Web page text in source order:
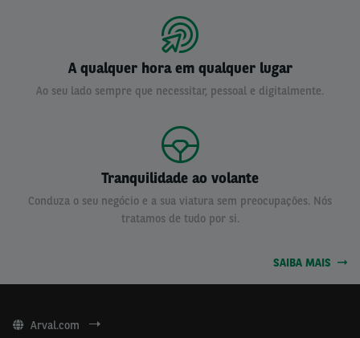
A qualquer hora em qualquer lugar
Ao seu lado sempre que necessitar, pessoal e digitalmente.
Tranquilidade ao volante
Conduza o seu negócio e a sua viatura sem preocupações. Nós
tratamos de tudo por si.
SAIBA MAIS
Arval.com